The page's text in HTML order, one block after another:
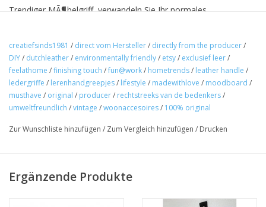
Trendiger MÃ¶belgriff, verwandeln Sie Ihr normales
originalen Ledergriffe aus glattem, festem Leder, um einen
Vintage-Effekt zu erzielen, eine geschmeidige Form mit
abgerundeten Ecken. Handgefertigt in den Niederlanden.
Wie arbeitest du.
1 Messen Sie den Abstand zwischen den LÃ¶chern in Ihrem
2 FÃ¼gen Sie 3cm hinzu (Sie tun dies nur, wenn Sie den Griff mit
creatiefsinds1981 / direct vom Hersteller/ directly from the producer/
DIY/ dutchleather/ environmentally friendly/ etsy/ exclusief leer/
feelathome /finishing touch /fun@work/ hometrends/ leather handle /
ledergriffe / lerenhandgreepjes/ lifestyle / madewithlove / moodboard /
musthave / original / producer/ rechtstreeks van de bedenkers/
umweltfreundlich /vintage /woonaccesoires/ 100% original
Zur Wunschliste hinzufügen / Zum Vergleich hinzufügen / Drucken
Ergänzende Produkte